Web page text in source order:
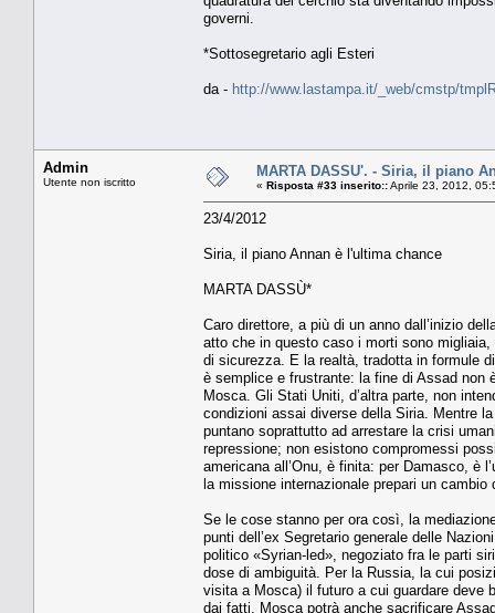
governi.
*Sottosegretario agli Esteri
da - http://www.lastampa.it/_web/cmstp/
Admin
Utente non iscritto
MARTA DASSU'. - Siria, il piano
« Risposta #33 inserito::Aprile 23, 2012,
23/4/2012
Siria, il piano Annan è l'ultima chance
MARTA DASSÙ*
Caro direttore, a più di un anno dall’inizio
atto che in questo caso i morti sono
di sicurezza. E la realtà, tradotta in formule
è semplice e frustrante: la fine di Assad non
Mosca. Gli Stati Uniti, d’altra parte, non
condizioni assai diverse della Siria. Mentre
puntano soprattutto ad arrestare la crisi
repressione; non esistono compromessi
americana all’Onu, è finita: per Damasco, è
la missione internazionale prepari un
Se le cose stanno per ora così, la
punti dell’ex Segretario generale delle
politico «Syrian-led», negoziato fra le parti
dose di ambiguità. Per la Russia, la cui
visita a Mosca) il futuro a cui guardare deve
dai fatti, Mosca potrà anche sacrificare